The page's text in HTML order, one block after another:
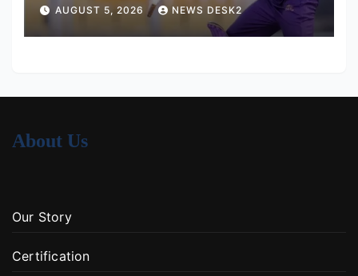
AUGUST 5, 2026 NEWS DESK2
About Us
Our Story
Certification